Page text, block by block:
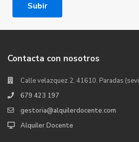
Subir
Contacta con nosotros
Calle velazquez 2, 41610. Paradas
679 423 197
gestoria@alquilerdocente.com
Alquiler Docente